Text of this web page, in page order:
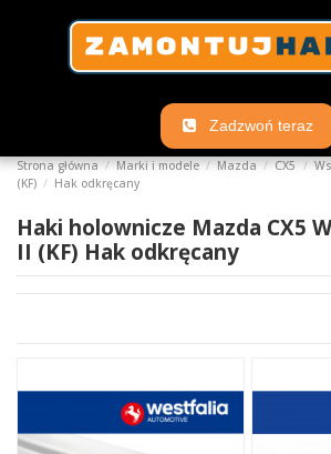
Zadzwoń teraz
Strona główna Marki i modele Mazda CX5
(KF)
Hak odkręcany
Haki holownicze Mazda CX5
II (KF) Hak odkręcany